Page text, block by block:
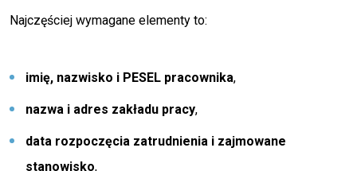
Najczęściej wymagane elementy to:
imię, nazwisko i PESEL pracownika,
nazwa i adres zakładu pracy,
data rozpoczęcia zatrudnienia i zajmowane
stanowisko,